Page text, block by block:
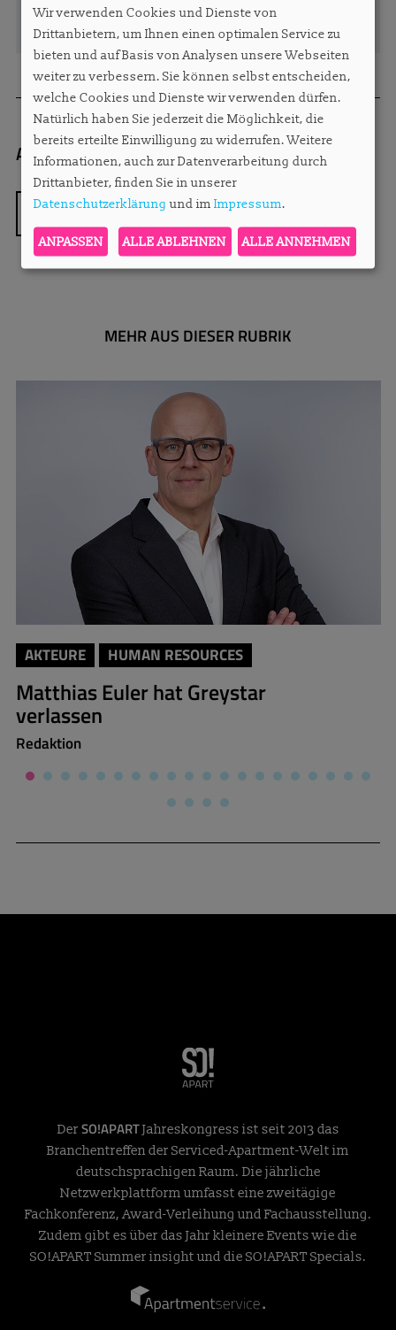
Autorin:Redaktion
ZURÜCK
MEHR AUS DIESER RUBRIK
AKTEURE HUMAN RESOURCES
Matthias Euler hat Greystar
verlassen
Redaktion
Der SO!APARTJahreskongress ist seit 2013 das
Branchentreffen der Serviced-Apartment-Welt im
deutschsprachigen Raum. Die jährliche
Netzwerkplattform umfasst eine zweitägige
Fachkonferenz, Award-Verleihung und Fachausstellung.
Zudem gibt es über das Jahr kleinere Events wie die
SO!APART Summer insight und die SO!APART Specials.
Wir verwenden Cookies und Dienste von
Drittanbietern, um Ihnen einen optimalen Service zu
bieten und auf Basis von Analysen unsere Webseiten
weiter zu verbessern. Sie können selbst entscheiden,
welche Cookies und Dienste wir verwenden dürfen.
Natürlich haben Sie jederzeit die Möglichkeit, die
bereits erteilte Einwilligung zu widerrufen. Weitere
Informationen, auch zur Datenverarbeitung durch
Drittanbieter, finden Sie in unserer
Datenschutzerklärung und im Impressum.
ANPASSEN ALLE ABLEHNEN ALLE ANNEHMEN